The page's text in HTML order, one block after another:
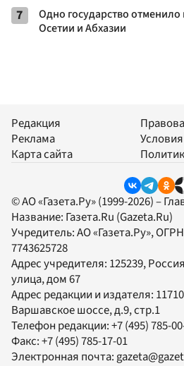
7
Одно государство
Осетии и Абхазии
Редакция
Реклама
Карта сайта
© АО «Газета.Ру» (1999-2026) –
Название: Газета.Ru (Gazeta.Ru)
Учредитель:АО «Газета.Ру»,
7743625728
Адрес учредителя: 125239,
улица, дом 67
Адрес редакции и издателя:
Варшавское шоссе, д.9, стр.1
Телефон редакции:+7 (495) 785-
Факс:+7 (495) 785-17-01
Электронная почта: